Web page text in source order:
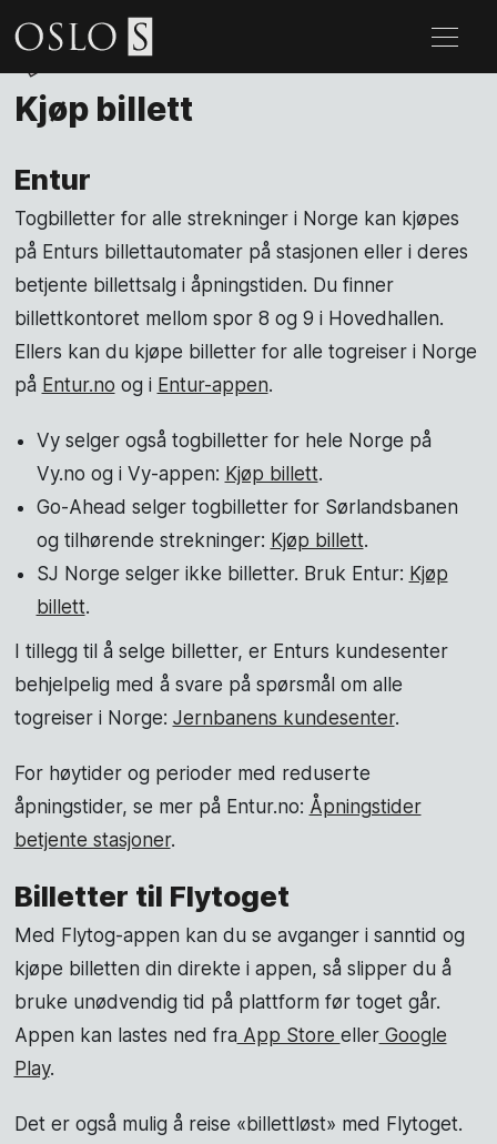
Kjøp billett
Entur
Togbilletter for alle strekninger i Norge kan kjøpes
på Enturs billettautomater på stasjonen eller i deres
betjente billettsalg i åpningstiden. Du finner
billettkontoret mellom spor 8 og 9 i Hovedhallen.
Ellers kan du kjøpe billetter for alle togreiser i Norge
på Entur.no og i Entur-appen.
Vy selger også togbilletter for hele Norge på
Vy.no og i Vy-appen: Kjøp billett.
Go-Ahead selger togbilletter for Sørlandsbanen
og tilhørende strekninger: Kjøp billett.
SJ Norge selger ikke billetter. Bruk Entur: Kjøp
billett.
I tillegg til å selge billetter, er Enturs kundesenter
behjelpelig med å svare på spørsmål om alle
togreiser i Norge: Jernbanens kundesenter.
For høytider og perioder med reduserte
åpningstider, se mer på Entur.no: Åpningstider
betjente stasjoner.
Billetter til Flytoget
Med Flytog-appen kan du se avganger i sanntid og
kjøpe billetten din direkte i appen, så slipper du å
bruke unødvendig tid på plattform før toget går.
Appen kan lastes ned fra App Store ellerGoogle
Play.
Det er også mulig å reise «billettløst» med Flytoget.